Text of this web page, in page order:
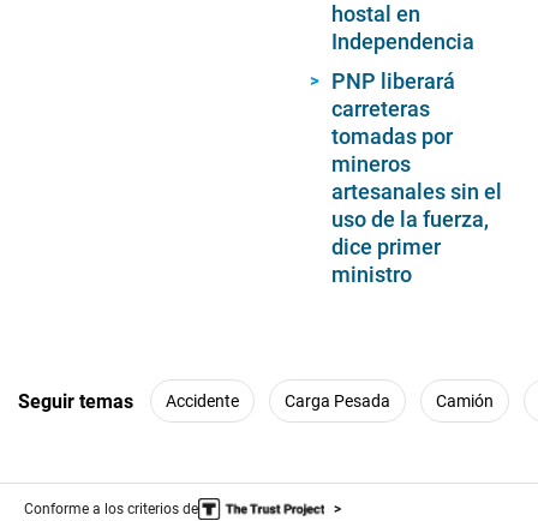
hostal en
Independencia
PNP liberará
carreteras
tomadas por
mineros
artesanales sin el
uso de la fuerza,
dice primer
ministro
Seguir temas Accidente Carga Pesada Camión
Conforme a los criterios de